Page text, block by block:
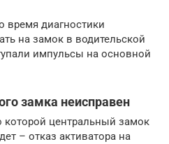
время диагностики
на замок в водительской
импульсы на основной
замка неисправен
центральный замок
– отказ активатора на